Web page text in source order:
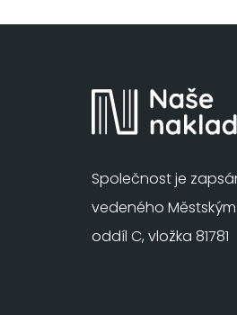
Společnost je
vedeného
oddíl C, vložka 81781